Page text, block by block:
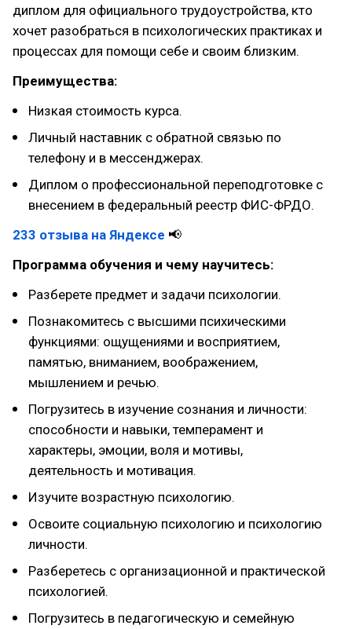
диплом для официального трудоустройства, кто
хочет разобраться в психологических практиках и
процессах для помощи себе и своим близким.
Преимущества:
Низкая стоимость курса.
Личный наставник с обратной связью по
телефону и в мессенджерах.
Диплом о профессиональной переподготовке с
внесением в федеральный реестр ФИС-ФРДО.
233 отзыва на Яндексе 📢
Программа обучения и чему научитесь:
Разберете предмет и задачи психологии.
Познакомитесь с высшими психическими
функциями: ощущениями и восприятием,
памятью, вниманием, воображением,
мышлением и речью.
Погрузитесь в изучение сознания и личности:
способности и навыки, темперамент и
характеры, эмоции, воля и мотивы,
деятельность и мотивация.
Изучите возрастную психологию.
Освоите социальную психологию и психологию
личности.
Разберетесь с организационной и практической
психологией.
Погрузитесь в педагогическую и семейную